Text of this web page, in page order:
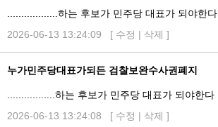
..................하는 후보가 민주당 대표가 되야한다
2026-06-13 13:24:09 [ 수정 | 삭제 ]
누가민주당대표가되든 검찰보완수사권폐지
.................하는 후보가 민주당 대표가 되야한다
2026-06-13 13:24:08 [ 수정 | 삭제 ]